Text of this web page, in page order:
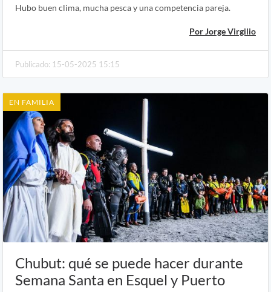
Hubo buen clima, mucha pesca y una competencia pareja.
Por Jorge Virgilio
Publicado: 15-05-2025 15:15
EN FAMILIA
Chubut: qué se puede hacer durante
Semana Santa en Esquel y Puerto